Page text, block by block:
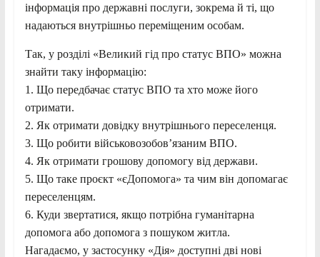
інформація про державні послуги, зокрема й ті, що
надаються внутрішньо переміщеним особам.
Так, у розділі «Великий гід про статус ВПО» можна
знайти таку інформацію:
1. Що передбачає статус ВПО та хто може його
отримати.
2. Як отримати довідку внутрішнього переселенця.
3. Що робити військовозобов’язаним ВПО.
4. Як отримати грошову допомогу від держави.
5. Що таке проєкт «єДопомога» та чим він допомагає
переселенцям.
6. Куди звертатися, якщо потрібна гуманітарна
допомога або допомога з пошуком житла.
Нагадаємо, у застосунку «Дія» доступні дві нові